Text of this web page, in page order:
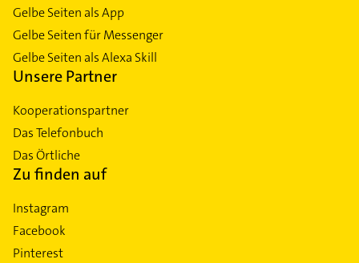
Gelbe Seiten als App
Gelbe Seiten für Messenger
Gelbe Seiten als Alexa Skill
Unsere Partner
Kooperationspartner
Das Telefonbuch
Das Örtliche
Zu finden auf
Instagram
Facebook
Pinterest